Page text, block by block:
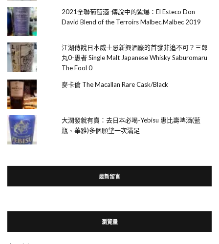
2021全聯葡萄酒-傳說中的紫爆：El Esteco Don
David Blend of the Terroirs Malbec.Malbec 2019
江湖傳說日本威士忌新興酒廠的首發非追不可？三郎
丸0-愚者 Single Malt Japanese Whisky Saburomaru
The Fool 0
麥卡倫 The Macallan Rare Cask/Black
大潤發就有賣：去日本必喝-Yebisu 惠比壽啤酒(藍
瓶、華雅)多個願望一次滿足
最新留言
瀏覽量